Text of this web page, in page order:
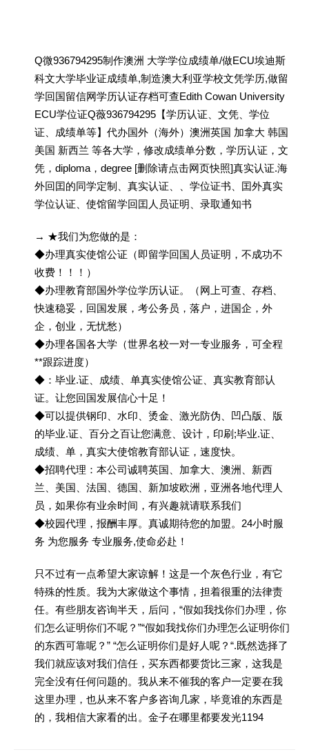
Q微936794295制作澳洲 大学学位成绩单/做ECU埃迪斯
科文大学毕业证成绩单,制造澳大利亚学校文凭学历,做留
学回国留信网学历认证存档可查Edith Cowan University
ECU学位证Q薇936794295【学历认证、文凭、学位
证、成绩单等】代办国外（海外）澳洲英国 加拿大 韩国
美国 新西兰 等各大学，修改成绩单分数，学历认证，文
凭，diploma，degree [删除请点击网页快照]真实认证.海
外回囯的同学定制、真实认证、、学位证书、囯外真实
学位认证、使馆留学回囯人员证明、录取通知书
→ ★我们为您做的是：
◆办理真实使馆公证（即留学回国人员证明，不成功不
收费！！！）
◆办理教育部国外学位学历认证。（网上可查、存档、
快速稳妥，回国发展，考公务员，落户，进国企，外
企，创业，无忧愁）
◆办理各国各大学（世界名校一对一专业服务，可全程
**跟踪进度）
◆：毕业.证、成绩、单真实使馆公证、真实教育部认
证。让您回国发展信心十足！
◆可以提供钢印、水印、烫金、激光防伪、凹凸版、版
的毕业.证、百分之百让您满意、设计，印刷;毕业.证、
成绩、单，真实大使馆教育部认证，速度快。
◆招聘代理：本公司诚聘英国、加拿大、澳洲、新西
兰、美国、法国、德国、新加坡欧洲，亚洲各地代理人
员，如果你有业余时间，有兴趣就请联系我们
◆校园代理，报酬丰厚。真诚期待您的加盟。24小时服
务 为您服务 专业服务,使命必赴！
只不过有一点希望大家谅解！这是一个灰色行业，有它
特殊的性质。我为大家做这个事情，担着很重的法律责
任。有些朋友咨询半天，后问，“假如我找你们办理，你
们怎么证明你们不呢？”“假如我找你们办理怎么证明你们
的东西可靠呢？” “怎么证明你们是好人呢？“.既然选择了
我们就应该对我们信任，买东西都要货比三家，这我是
完全没有任何问题的。我从来不催我的客户一定要在我
这里办理，也从来不客户多咨询几家，毕竟谁的东西是
的，我相信大家看的出。金子在哪里都要发光1194